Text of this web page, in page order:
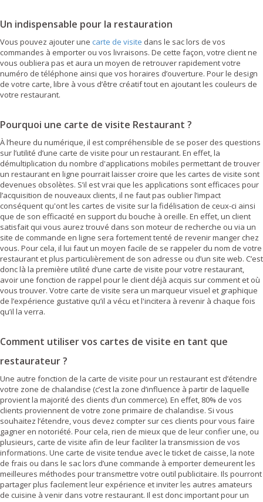
Un indispensable pour la restauration
Vous pouvez ajouter une carte de visite dans le sac lors de vos
commandes à emporter ou vos livraisons. De cette façon, votre client ne
vous oubliera pas et aura un moyen de retrouver rapidement votre
numéro de téléphone ainsi que vos horaires d’ouverture. Pour le design
de votre carte, libre à vous d’être créatif tout en ajoutant les couleurs de
votre restaurant.
Pourquoi une carte de visite Restaurant ?
À l’heure du numérique, il est compréhensible de se poser des questions
sur l’utilité d’une carte de visite pour un restaurant. En effet, la
démultiplication du nombre d'applications mobiles permettant de trouver
un restaurant en ligne pourrait laisser croire que les cartes de visite sont
devenues obsolètes. S’il est vrai que les applications sont efficaces pour
l’acquisition de nouveaux clients, il ne faut pas oublier l’impact
conséquent qu'ont les cartes de visite sur la fidélisation de ceux-ci ainsi
que de son efficacité en support du bouche à oreille. En effet, un client
satisfait qui vous aurez trouvé dans son moteur de recherche ou via un
site de commande en ligne sera fortement tenté de revenir manger chez
vous. Pour cela, il lui faut un moyen facile de se rappeler du nom de votre
restaurant et plus particulièrement de son adresse ou d’un site web. C’est
donc là la première utilité d’une carte de visite pour votre restaurant,
avoir une fonction de rappel pour le client déjà acquis sur comment et où
vous trouver. Votre carte de visite sera un marqueur visuel et graphique
de l’expérience gustative qu’il a vécu et l'incitera à revenir à chaque fois
qu’il la verra.
Comment utiliser vos cartes de visite en tant que
restaurateur ?
Une autre fonction de la carte de visite pour un restaurant est d’étendre
votre zone de chalandise (c’est la zone d’influence à partir de laquelle
provient la majorité des clients d’un commerce). En effet, 80% de vos
clients proviennent de votre zone primaire de chalandise. Si vous
souhaitez l’étendre, vous devez compter sur ces clients pour vous faire
gagner en notoriété. Pour cela, rien de mieux que de leur confier une, ou
plusieurs, carte de visite afin de leur faciliter la transmission de vos
informations. Une carte de visite tendue avec le ticket de caisse, la note
de frais ou dans le sac lors d’une commande à emporter demeurent les
meilleures méthodes pour transmettre votre outil publicitaire. Ils pourront
partager plus facilement leur expérience et inviter les autres amateurs
de cuisine à venir dans votre restaurant. Il est donc important pour un